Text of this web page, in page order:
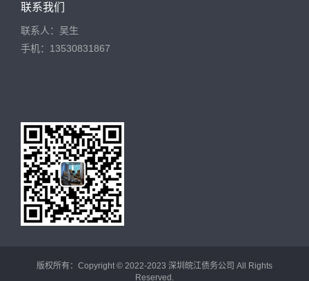
联系我们
联系人：吴生
手机：13530831867
版权所有：Copyright © 2022-2023 深圳皖江债务公司 All Rights
Reserved.